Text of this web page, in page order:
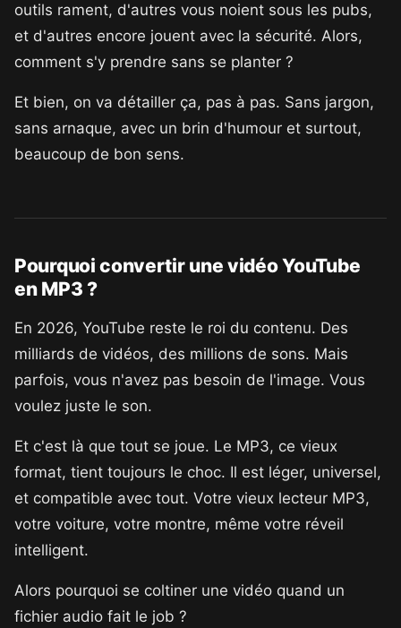
outils rament, d'autres vous noient sous les pubs,
et d'autres encore jouent avec la sécurité. Alors,
comment s'y prendre sans se planter ?
Et bien, on va détailler ça, pas à pas. Sans jargon,
sans arnaque, avec un brin d'humour et surtout,
beaucoup de bon sens.
Pourquoi convertir une vidéo YouTube
en MP3 ?
En 2026, YouTube reste le roi du contenu. Des
milliards de vidéos, des millions de sons. Mais
parfois, vous n'avez pas besoin de l'image. Vous
voulez juste le son.
Et c'est là que tout se joue. Le MP3, ce vieux
format, tient toujours le choc. Il est léger, universel,
et compatible avec tout. Votre vieux lecteur MP3,
votre voiture, votre montre, même votre réveil
intelligent.
Alors pourquoi se coltiner une vidéo quand un
fichier audio fait le job ?